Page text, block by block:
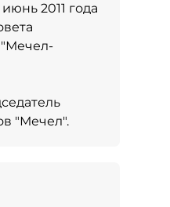
2011 года
"Мечел".